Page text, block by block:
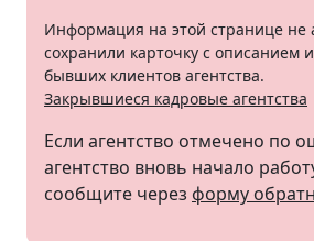
Информация на этой странице не
сохранили карточку с описанием
бывших клиентов агентства.
Закрывшиеся кадровые агентства
Если агентство отмечено по
агентство вновь начало
сообщите через форму